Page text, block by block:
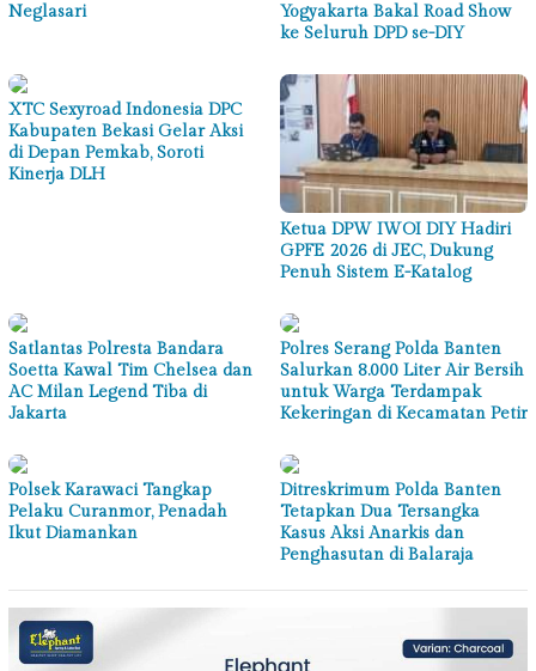
Neglasari
Yogyakarta Bakal Road Show
ke Seluruh DPD se-DIY
XTC Sexyroad Indonesia DPC
Kabupaten Bekasi Gelar Aksi
di Depan Pemkab, Soroti
Kinerja DLH
Ketua DPW IWOI DIY Hadiri
GPFE 2026 di JEC, Dukung
Penuh Sistem E-Katalog
Satlantas Polresta Bandara
Soetta Kawal Tim Chelsea dan
AC Milan Legend Tiba di
Jakarta
Polres Serang Polda Banten
Salurkan 8.000 Liter Air Bersih
untuk Warga Terdampak
Kekeringan di Kecamatan Petir
Polsek Karawaci Tangkap
Pelaku Curanmor, Penadah
Ikut Diamankan
Ditreskrimum Polda Banten
Tetapkan Dua Tersangka
Kasus Aksi Anarkis dan
Penghasutan di Balaraja